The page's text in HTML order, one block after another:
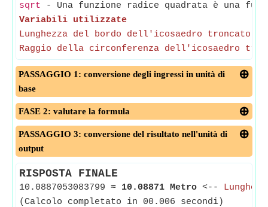
sqrt - Una funzione radice quadrata è una
Variabili utilizzate
Lunghezza del bordo dell'icosaedro troncato
Raggio della circonferenza dell'icosaedro
PASSAGGIO 1: conversione degli ingressi in unità di
base
FASE 2: valutare la formula
PASSAGGIO 3: conversione del risultato nell'unità di
output
RISPOSTA FINALE
10.0887053083799 ≈ 10.08871 Metro <--
(Calcolo completato in 00.006 secondi)